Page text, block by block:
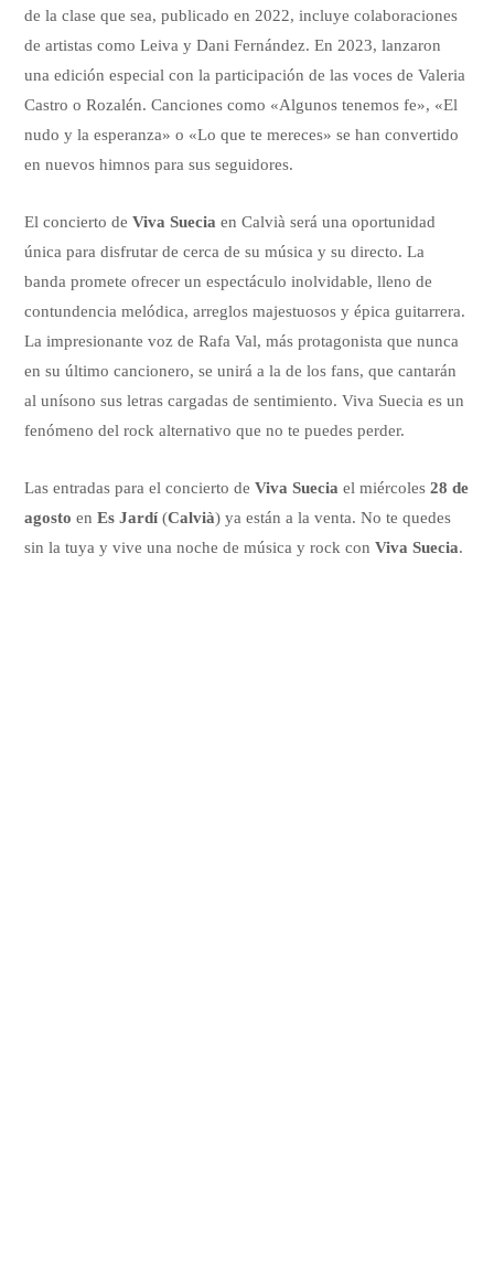
de la clase que sea, publicado en 2022, incluye colaboraciones
de artistas como Leiva y Dani Fernández. En 2023, lanzaron
una edición especial con la participación de las voces de Valeria
Castro o Rozalén. Canciones como «Algunos tenemos fe», «El
nudo y la esperanza» o «Lo que te mereces» se han convertido
en nuevos himnos para sus seguidores.
El concierto deViva Suecia en Calvià será una oportunidad
única para disfrutar de cerca de su música y su directo. La
banda promete ofrecer un espectáculo inolvidable, lleno de
contundencia melódica, arreglos majestuosos y épica guitarrera.
La impresionante voz de Rafa Val, más protagonista que nunca
en su último cancionero, se unirá a la de los fans, que cantarán
al unísono sus letras cargadas de sentimiento. Viva Suecia es un
fenómeno del rock alternativo que no te puedes perder.
Las entradas para el concierto deViva Suecia el miércoles28 de
agosto enEs Jardí (Calvià) ya están a la venta. No te quedes
sin la tuya y vive una noche de música y rock conViva Suecia.